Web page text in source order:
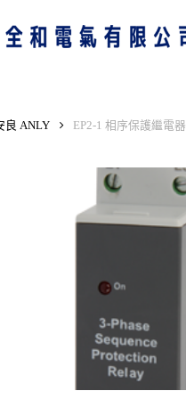
search or ESC to close
良 ANLY EP2-1 相序保護繼電器